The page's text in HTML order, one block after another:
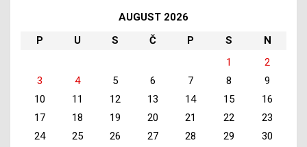
AUGUST 2026
P
U S Č P S
N
1
2
3
4 5 6 7 8
9
10
11 12 13 14 15
16
17
18 19 20 21 22
23
24
25 26 27 28 29
30